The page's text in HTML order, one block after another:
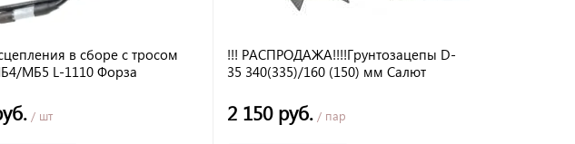
в сборе с тросом
МБ5 L-1110 Форза
/ шт
!!! РАСПРОДАЖА!!!!Грунтозацепы D-
35 340(335)/160 (150) мм Салют
2 150 руб. / пар